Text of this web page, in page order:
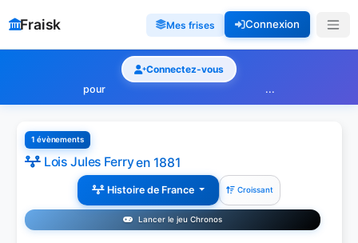
Fraisk Mes frises Connexion
Connectez-vous
pour
...
1 évènements
Lois Jules Ferryen 1881
Histoire de France Croissant
Lancer le jeu Chronos